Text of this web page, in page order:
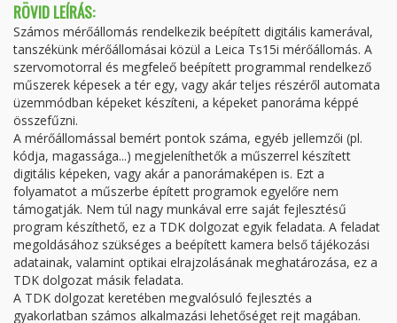
RÖVID LEÍRÁS:
Számos mérőállomás rendelkezik beépített digitális kamerával,
tanszékünk mérőállomásai közül a Leica Ts15i mérőállomás. A
szervomotorral és megfeleő beépített programmal rendelkező
műszerek képesek a tér egy, vagy akár teljes részéről automata
üzemmódban képeket készíteni, a képeket panoráma képpé
összefűzni.
A mérőállomással bemért pontok száma, egyéb jellemzői (pl.
kódja, magassága...) megjeleníthetők a műszerrel készített
digitális képeken, vagy akár a panorámaképen is. Ezt a
folyamatot a műszerbe épített programok egyelőre nem
támogatják. Nem túl nagy munkával erre saját fejlesztésű
program készíthető, ez a TDK dolgozat egyik feladata. A feladat
megoldásához szükséges a beépített kamera belső tájékozási
adatainak, valamint optikai elrajzolásának meghatározása, ez a
TDK dolgozat másik feladata.
A TDK dolgozat keretében megvalósuló fejlesztés a
gyakorlatban számos alkalmazási lehetőséget rejt magában.